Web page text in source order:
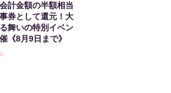
計金額の半額相当
券として還元！大
舞いの特別イベン
《8月9日まで》